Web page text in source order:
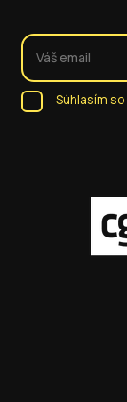
Súhlasím so